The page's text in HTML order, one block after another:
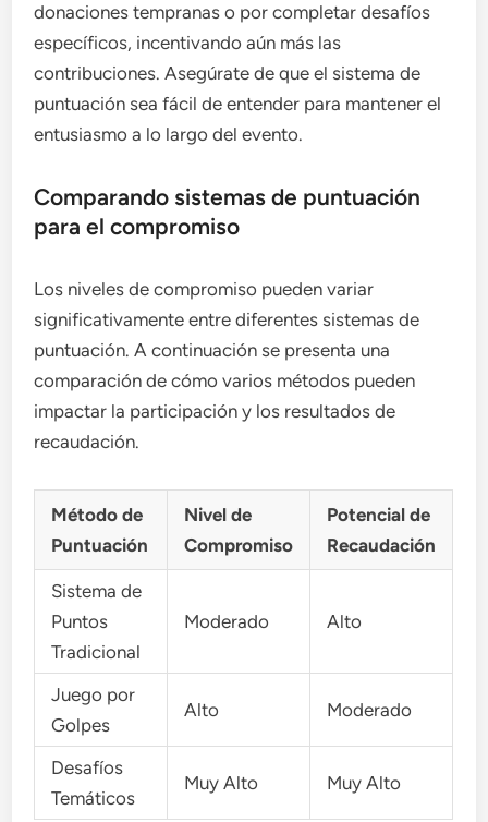
donaciones tempranas o por completar desafíos
específicos, incentivando aún más las
contribuciones. Asegúrate de que el sistema de
puntuación sea fácil de entender para mantener el
entusiasmo a lo largo del evento.
Comparando sistemas de puntuación
para el compromiso
Los niveles de compromiso pueden variar
significativamente entre diferentes sistemas de
puntuación. A continuación se presenta una
comparación de cómo varios métodos pueden
impactar la participación y los resultados de
recaudación.
Método de
Puntuación
Nivel de
Compromiso
Potencial de
Recaudación
Sistema de
Puntos
Tradicional
Moderado Alto
Juego por
Golpes
Alto Moderado
Desafíos
Temáticos
Muy Alto Muy Alto